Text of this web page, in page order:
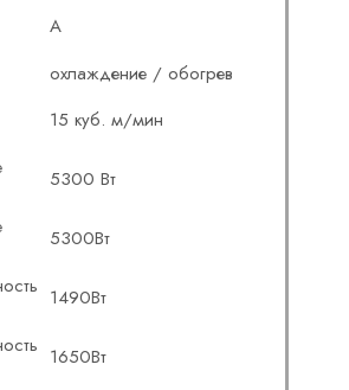
A
охлаждение / обогрев
15 куб. м/мин
5300 Вт
5300Вт
1490Вт
1650Вт